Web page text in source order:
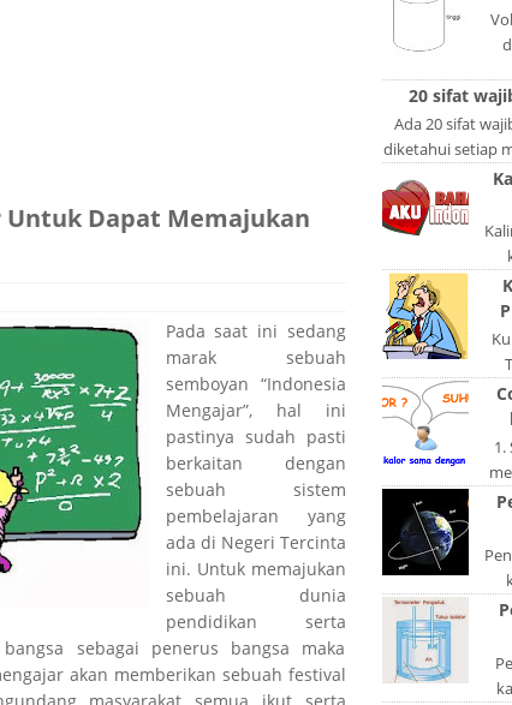
Dapat Memajukan
Pada saat ini sedang
marak sebuah
semboyan “Indonesia
Mengajar”, hal ini
pastinya sudah pasti
berkaitan dengan
sebuah sistem
pembelajaran yang
ada di Negeri Tercinta
ini. Untuk memajukan
sebuah dunia
pendidikan serta
sebagai penerus bangsa maka
akan memberikan sebuah festival
20 sifat
Ada 20 sifat
diketahui setiap
lain:
1.